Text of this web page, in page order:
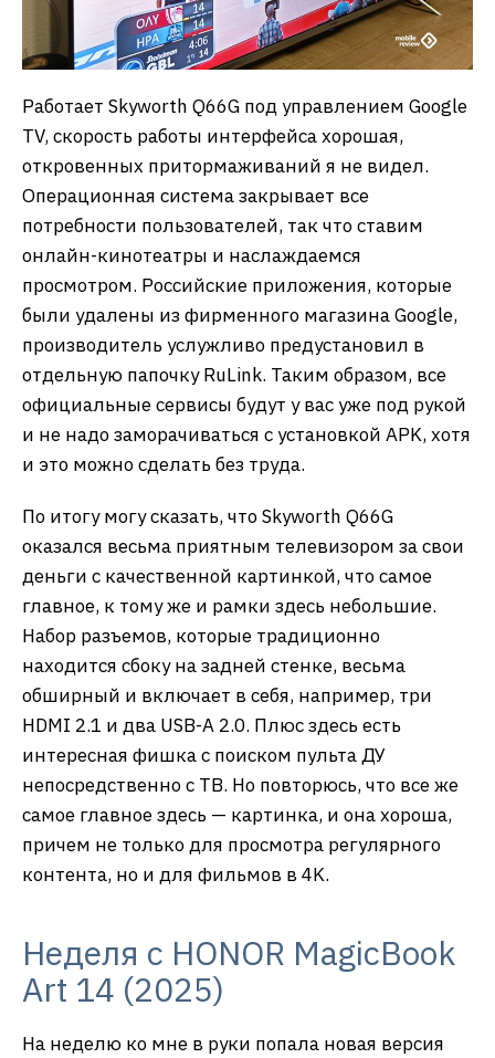
Работает Skyworth Q66G под управлением Google
TV, скорость работы интерфейса хорошая,
откровенных притормаживаний я не видел.
Операционная система закрывает все
потребности пользователей, так что ставим
онлайн-кинотеатры и наслаждаемся
просмотром. Российские приложения, которые
были удалены из фирменного магазина Google,
производитель услужливо предустановил в
отдельную папочку RuLink. Таким образом, все
официальные сервисы будут у вас уже под рукой
и не надо заморачиваться с установкой APK, хотя
и это можно сделать без труда.
По итогу могу сказать, что Skyworth Q66G
оказался весьма приятным телевизором за свои
деньги с качественной картинкой, что самое
главное, к тому же и рамки здесь небольшие.
Набор разъемов, которые традиционно
находится сбоку на задней стенке, весьма
обширный и включает в себя, например, три
HDMI 2.1 и два USB-A 2.0. Плюс здесь есть
интересная фишка с поиском пульта ДУ
непосредственно с ТВ. Но повторюсь, что все же
самое главное здесь — картинка, и она хороша,
причем не только для просмотра регулярного
контента, но и для фильмов в 4K.
Неделя с HONOR MagicBook
Art 14 (2025)
На неделю ко мне в руки попала новая версия